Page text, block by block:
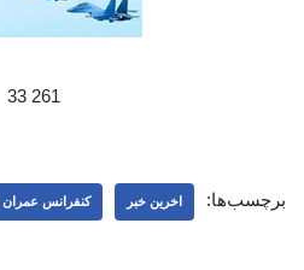
261 33
برچسب‌ها: اخرین خبر کنفرانس عمران